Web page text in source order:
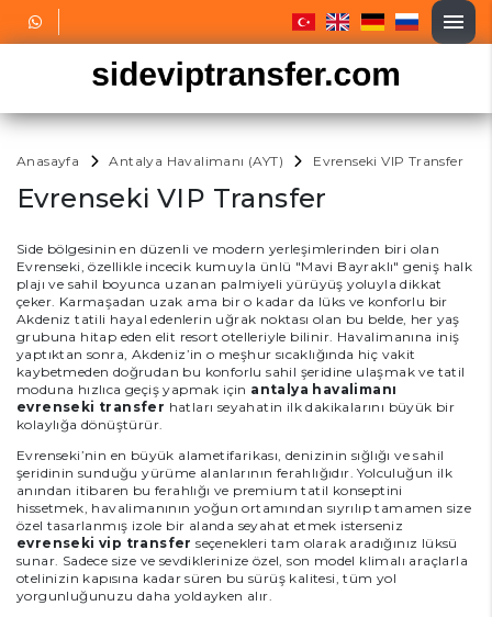
Anasayfa Antalya Havalimanı (AYT) Evrenseki VIP Transfer
Evrenseki VIP Transfer
Side bölgesinin en düzenli ve modern yerleşimlerinden biri olan
Evrenseki, özellikle incecik kumuyla ünlü "Mavi Bayraklı" geniş halk
plajı ve sahil boyunca uzanan palmiyeli yürüyüş yoluyla dikkat
çeker. Karmaşadan uzak ama bir o kadar da lüks ve konforlu bir
Akdeniz tatili hayal edenlerin uğrak noktası olan bu belde, her yaş
grubuna hitap eden elit resort otelleriyle bilinir. Havalimanına iniş
yaptıktan sonra, Akdeniz’in o meşhur sıcaklığında hiç vakit
kaybetmeden doğrudan bu konforlu sahil şeridine ulaşmak ve tatil
moduna hızlıca geçiş yapmak için antalya havalimanı
evrenseki transfer hatları seyahatin ilk dakikalarını büyük bir
kolaylığa dönüştürür.
Evrenseki’nin en büyük alametifarikası, denizinin sığlığı ve sahil
şeridinin sunduğu yürüme alanlarının ferahlığıdır. Yolculuğun ilk
anından itibaren bu ferahlığı ve premium tatil konseptini
hissetmek, havalimanının yoğun ortamından sıyrılıp tamamen size
özel tasarlanmış izole bir alanda seyahat etmek isterseniz
evrenseki vip transfer seçenekleri tam olarak aradığınız lüksü
sunar. Sadece size ve sevdiklerinize özel, son model klimalı araçlarla
otelinizin kapısına kadar süren bu sürüş kalitesi, tüm yol
yorgunluğunuzu daha yoldayken alır.